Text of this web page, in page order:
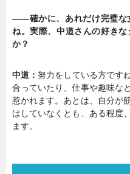
――確かに、あれだけ完璧な
ね。実際、中道さんの好き
か？
中道： 努力をしている方です
合っていたり、仕事や趣味な
惹かれます。あとは、自分が
はしていなくとも、ある程度
ます。